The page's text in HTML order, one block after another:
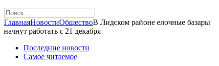
ГлавнаяНовостиОбществоВ Лидском районе елочные базары
начнут работать с 21 декабря
Последние новости
Самое читаемое